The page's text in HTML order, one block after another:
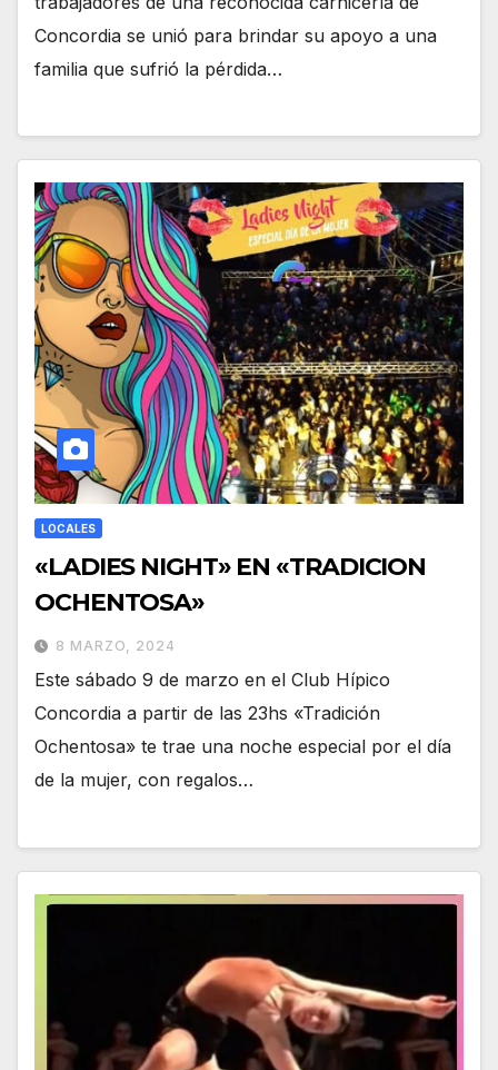
Concordia se unió para brindar su apoyo a una
familia que sufrió la pérdida…
LOCALES
«LADIES NIGHT» EN «TRADICION
OCHENTOSA»
8 MARZO, 2024
Este sábado 9 de marzo en el Club Hípico
Concordia a partir de las 23hs «Tradición
Ochentosa» te trae una noche especial por el día
de la mujer, con regalos…